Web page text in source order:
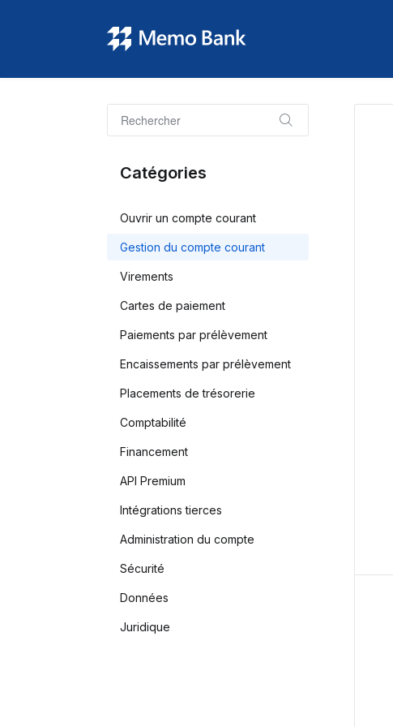
Catégories
Ouvrir un compte courant
Gestion du compte courant
Virements
Cartes de paiement
Paiements par prélèvement
Encaissements par prélèvement
Placements de trésorerie
Comptabilité
Financement
API Premium
Intégrations tierces
Administration du compte
Sécurité
Données
Juridique